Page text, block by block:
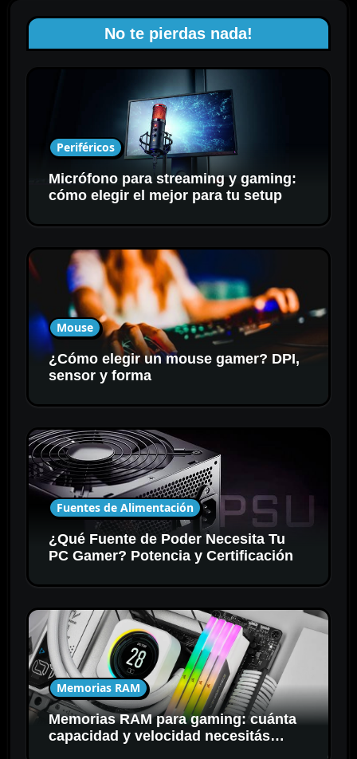
No te pierdas nada!
Periféricos
Micrófono para streaming y gaming:
cómo elegir el mejor para tu setup
Mouse
¿Cómo elegir un mouse gamer? DPI,
sensor y forma
Fuentes de Alimentación
¿Qué Fuente de Poder Necesita Tu
PC Gamer? Potencia y Certificación
Memorias RAM
Memorias RAM para gaming: cuánta
capacidad y velocidad necesitás